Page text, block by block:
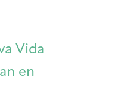
Vida
en